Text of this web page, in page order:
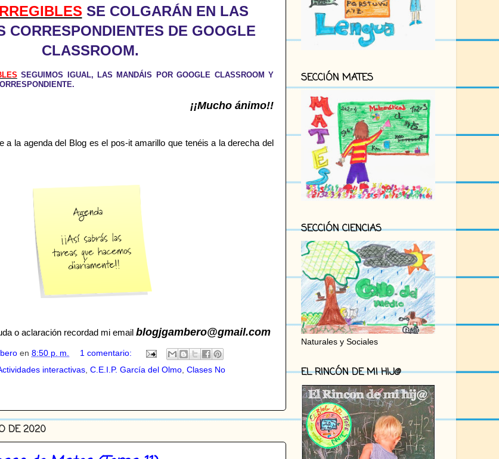
SE COLGARÁN EN LAS
CORRESPONDIENTES DE GOOGLE
CLASSROOM.
SEGUIMOS IGUAL, LAS MANDÁIS POR GOOGLE CLASSROOM Y
¡¡Mucho ánimo!!
a la agenda del Blog es el pos-it amarillo que tenéis a la derecha del
o aclaración recordad mi email blogjgambero@gmail.com
en 8:50 p. m.
1 comentario:
interactivas C.E.I.P. García del Olmo Clases No
DE 2020
SECCIÓN MATES
SECCIÓN CIENCIAS
Naturales y Sociales
EL RINCÓN DE MI HIJ@